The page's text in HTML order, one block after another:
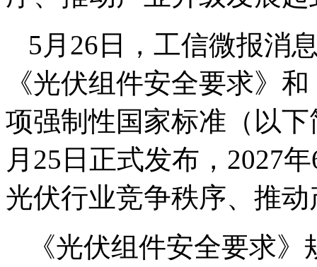
5月26日，工信微报消
《光伏组件安全要求》
项强制性国家标准（以下
月25日正式发布，2027
光伏行业竞争秩序、推
《光伏组件安全要求